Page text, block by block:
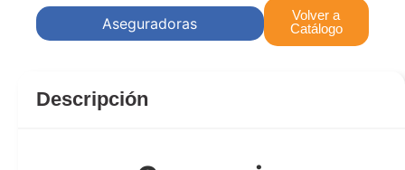
Aseguradoras
Volver a
Catálogo
Descripción